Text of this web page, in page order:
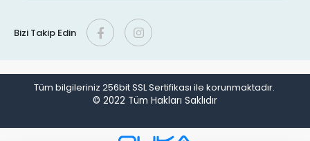
Bizi Takip Edin
Tüm bilgileriniz 256bit SSL Sertifikası ile korunmaktadır.
© 2022 Tüm Hakları Saklıdır